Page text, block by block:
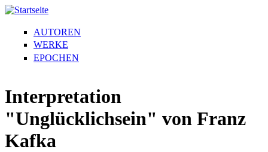
AUTOREN
WERKE
EPOCHEN
Interpretation
"Unglücklichsein" von Franz
Kafka